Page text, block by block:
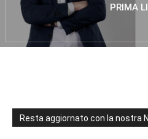
PRIMA
Resta aggiornato con la nostra